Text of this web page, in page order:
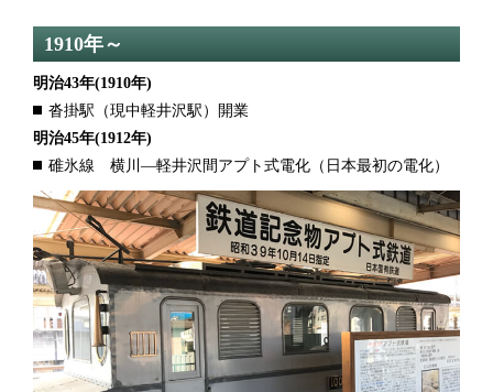
1910年～
明治43年(1910年)
沓掛駅（現中軽井沢駅）開業
明治45年(1912年)
碓氷線 横川―軽井沢間アプト式電化（日本最初の電化）